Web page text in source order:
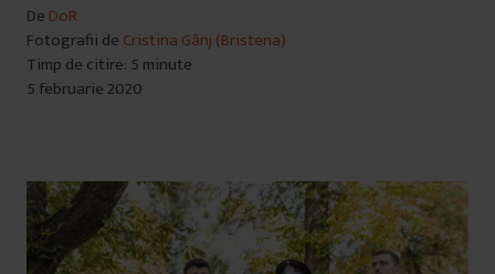
De DoR
Fotografii de Cristina Gânj (Bristena)
Timp de citire: 5 minute
5 februarie 2020